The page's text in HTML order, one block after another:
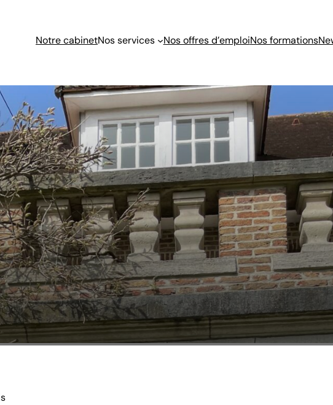
Notre cabinetNos services Nos offres d’emploiNos formations